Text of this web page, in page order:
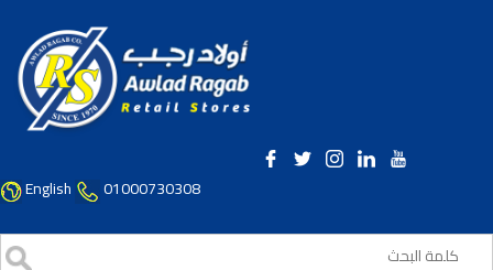
English 01000730308